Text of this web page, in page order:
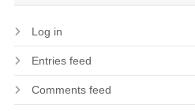
Log in
Entries feed
Comments feed